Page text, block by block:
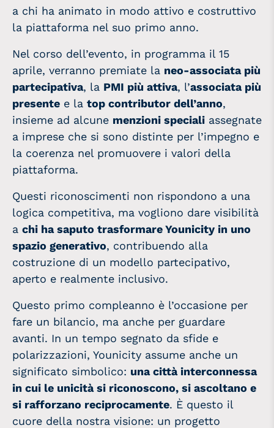
a chi ha animato in modo attivo e costruttivo
la piattaforma nel suo primo anno.
Nel corso dell’evento, in programma il 15
aprile, verranno premiate la neo-associata più
partecipativa, la PMI più attiva, l’associata più
presente e la top contributor dell’anno,
insieme ad alcune menzioni speciali assegnate
a imprese che si sono distinte per l’impegno e
la coerenza nel promuovere i valori della
piattaforma.
Questi riconoscimenti non rispondono a una
logica competitiva, ma vogliono dare visibilità
a chi ha saputo trasformare Younicity in uno
spazio generativo, contribuendo alla
costruzione di un modello partecipativo,
aperto e realmente inclusivo.
Questo primo compleanno è l’occasione per
fare un bilancio, ma anche per guardare
avanti. In un tempo segnato da sfide e
polarizzazioni, Younicity assume anche un
significato simbolico: una città interconnessa
in cui le unicità si riconoscono, si ascoltano e
si rafforzano reciprocamente. È questo il
cuore della nostra visione: un progetto